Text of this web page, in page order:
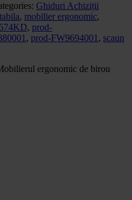
Ghiduri Achiziții
, mobilier ergonomic,
, prod-
, prod-FW9694001 , scaun
ergonomic de birou